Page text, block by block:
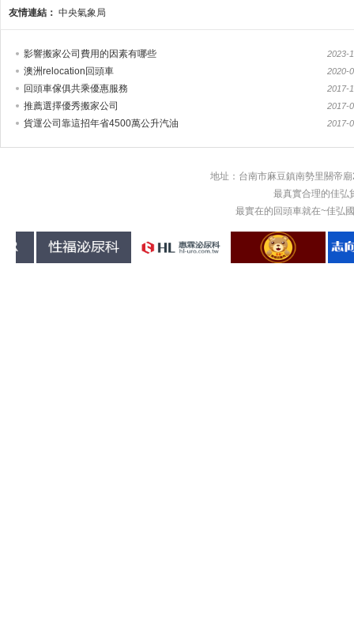
友情連結： 中央氣象局
2023-
影響搬家公司費用的因素有哪些
2020-
澳洲relocation回頭車
2017-
回頭車傢俱共乘優惠服務
2017-
推薦選擇優秀搬家公司
2017-
貨運公司靠這招年省4500萬公升汽油
地址：台南市麻豆鎮南勢里關帝
最真實合理的佳弘
最實在的回頭車就在~佳弘